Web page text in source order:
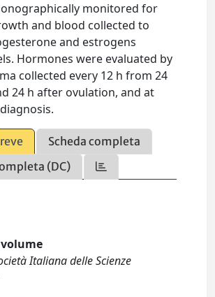
monitored for
and blood collected to
and estrogens
Hormones were evaluated by
collected every 12 h from 24
24 h after ovulation, and at
Scheda completa
(DC)
Italiana delle Scienze